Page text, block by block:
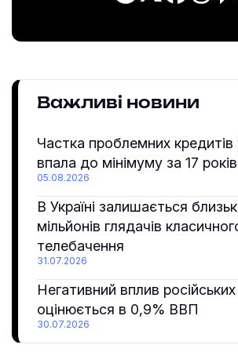
Важливі новини
Частка проблемних кредитів
впала до мінімуму за 17
05.08.2026
В Україні залишається
мільйонів глядачів
телебачення
31.07.2026
Негативний вплив російських
оцінюється в 0,9% ВВП
30.07.2026